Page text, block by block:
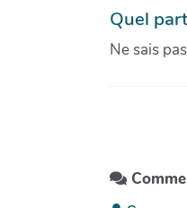
Quel
Ne sais pas